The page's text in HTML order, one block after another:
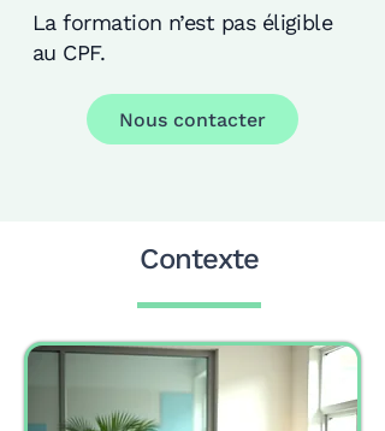
La formation n’est pas éligible
au CPF.
Nous contacter
Contexte